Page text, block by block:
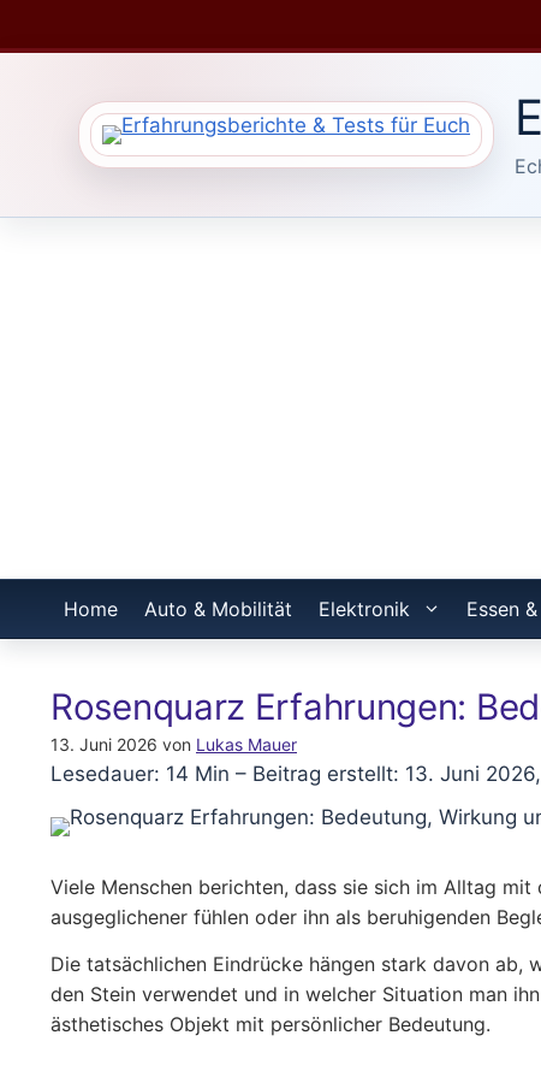
Inhalt
Home Auto & Mobilität Elektronik Essen
Rosenquarz Erfahrungen:
13. Juni 2026 von Lukas Mauer
Lesedauer: 14 Min – Beitrag erstellt: 13. Juni
Viele Menschen berichten, dass sie sich im Alltag mit
ausgeglichener fühlen oder ihn als beruhigenden
Die tatsächlichen Eindrücke hängen stark davon ab,
den Stein verwendet und in welcher Situation man
ästhetisches Objekt mit persönlicher Bedeutung.